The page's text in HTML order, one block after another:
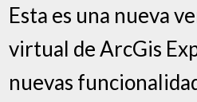
Esta es una nueva
virtual de ArcGis
nuevas